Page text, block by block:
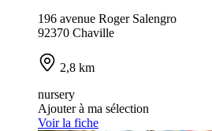
196 avenue Roger Salengro
92370 Chaville
2,8 km
nursery
Ajouter à ma sélection
Voir la fiche